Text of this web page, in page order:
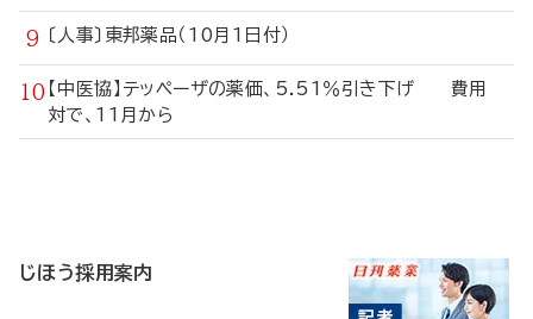
〔人事〕東邦薬品（10月1日付）
【中医協】テッペーザの薬価、5.51％引き下げ 費用
対で、11月から
じほう採用案内